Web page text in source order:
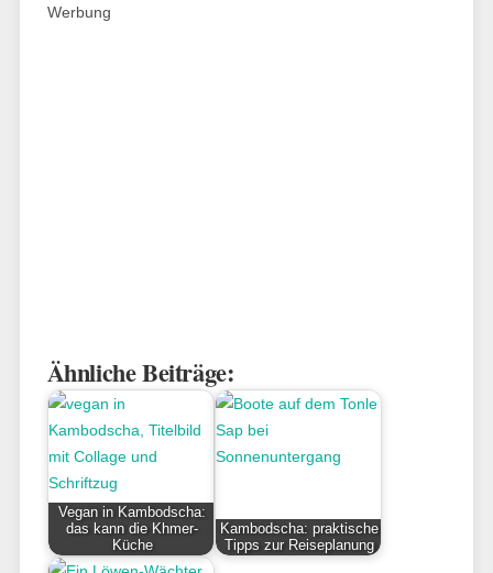
Werbung
Ähnliche Beiträge:
Vegan in Kambodscha:
das kann die Khmer-
Küche
Kambodscha: praktische
Tipps zur Reiseplanung